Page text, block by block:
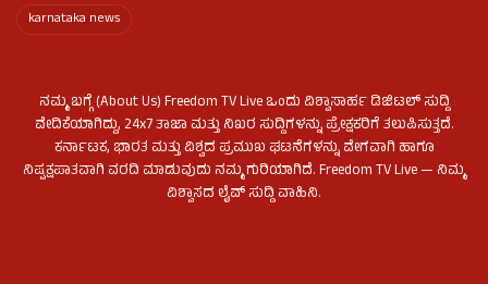
karnataka news
ನಮ್ಮ ಬಗ್ಗೆ (About Us) Freedom TV Live ಒಂದು ವಿಶ್ವಾಸಾರ್ಹ ಡಿಜಿಟಲ್ ಸುದ್ದಿ
ವೇದಿಕೆಯಾಗಿದ್ದು, 24x7 ತಾಜಾ ಮತ್ತು ನಿಖರ ಸುದ್ದಿಗಳನ್ನು ಪ್ರೇಕ್ಷಕರಿಗೆ ತಲುಪಿಸುತ್ತದೆ.
ಕರ್ನಾಟಕ, ಭಾರತ ಮತ್ತು ವಿಶ್ವದ ಪ್ರಮುಖ ಘಟನೆಗಳನ್ನು ವೇಗವಾಗಿ ಹಾಗೂ
ನಿಷ್ಪಕ್ಷಪಾತವಾಗಿ ವರದಿ ಮಾಡುವುದು ನಮ್ಮ ಗುರಿಯಾಗಿದೆ. Freedom TV Live — ನಿಮ್ಮ
ವಿಶ್ವಾಸದ ಲೈವ್ ಸುದ್ದಿ ವಾಹಿನಿ.